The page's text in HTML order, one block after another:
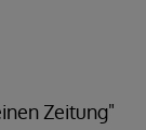
Zeitung"